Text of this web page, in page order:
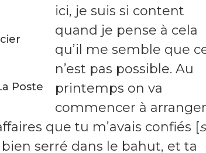
Poste
ici, je suis si content
quand je pense à cela
qu’il me semble que
n’est pas possible. Au
printemps on va
commencer à
que tu m’avais confiés [
serré dans le bahut, et ta